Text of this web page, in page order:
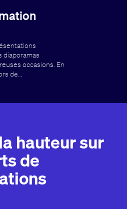
diaporamas
occasions. En
de…
hauteur sur
de